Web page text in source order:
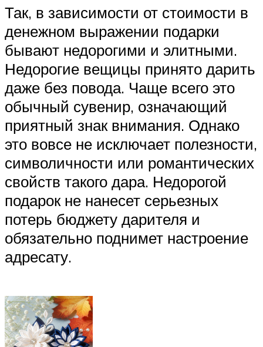
Так, в зависимости от стоимости в
денежном выражении подарки
бывают недорогими и элитными.
Недорогие вещицы принято дарить
даже без повода. Чаще всего это
обычный сувенир, означающий
приятный знак внимания. Однако
это вовсе не исключает полезности,
символичности или романтических
свойств такого дара. Недорогой
подарок не нанесет серьезных
потерь бюджету дарителя и
обязательно поднимет настроение
адресату.